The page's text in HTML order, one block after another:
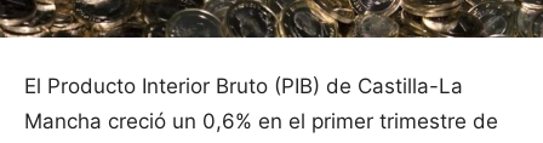
El Producto Interior Bruto (PIB) de Castilla-La
Mancha creció un 0,6% en el primer trimestre de